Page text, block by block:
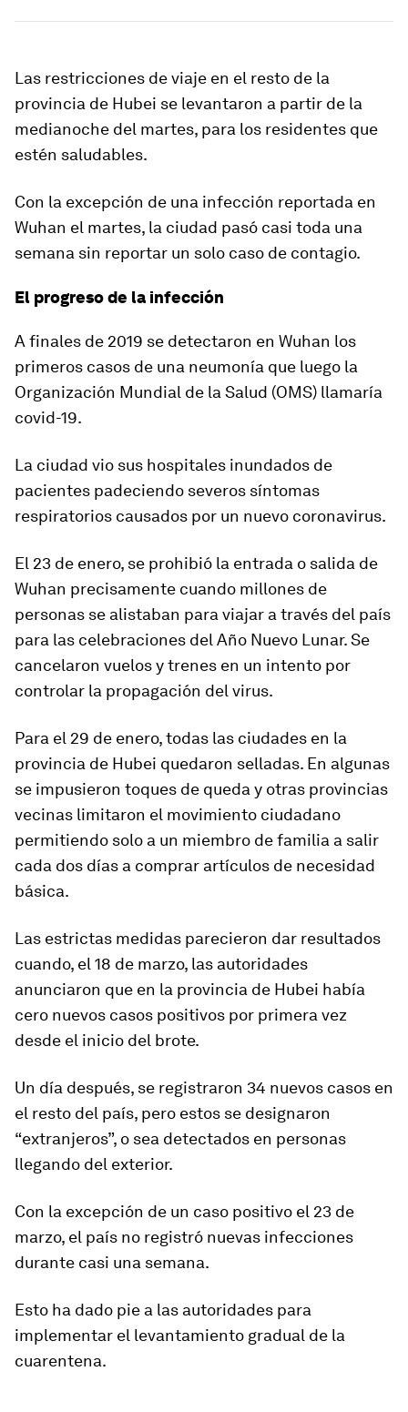
Las restricciones de viaje en el resto de la
provincia de Hubei se levantaron a partir de la
medianoche del martes, para los residentes que
estén saludables.
Con la excepción de una infección reportada en
Wuhan el martes, la ciudad pasó casi toda una
semana sin reportar un solo caso de contagio.
El progreso de la infección
A finales de 2019 se detectaron en Wuhan los
primeros casos de una neumonía que luego la
Organización Mundial de la Salud (OMS) llamaría
covid-19.
La ciudad vio sus hospitales inundados de
pacientes padeciendo severos síntomas
respiratorios causados por un nuevo coronavirus.
El 23 de enero, se prohibió la entrada o salida de
Wuhan precisamente cuando millones de
personas se alistaban para viajar a través del país
para las celebraciones del Año Nuevo Lunar. Se
cancelaron vuelos y trenes en un intento por
controlar la propagación del virus.
Para el 29 de enero,todas las ciudades en la
provincia de Hubei quedaron selladas. En algunas
se impusieron toques de queda y otras provincias
vecinas limitaron el movimiento ciudadano
permitiendo solo a un miembro de familia a salir
cada dos días a comprar artículos de necesidad
básica.
Las estrictas medidas parecieron dar resultados
cuando, el 18 de marzo, las autoridades
anunciaron que en la provincia de Hubei había
cero nuevos casos positivos por primera vez
desde el inicio del brote.
Un día después, se registraron 34 nuevos casos en
el resto del país, pero estos se designaron
“extranjeros”, o sea detectados en personas
llegando del exterior.
Con la excepción de un caso positivo el 23 de
marzo, el país no registró nuevas infecciones
durante casi una semana.
Esto ha dado pie a las autoridades para
implementar el levantamiento gradual de la
cuarentena.